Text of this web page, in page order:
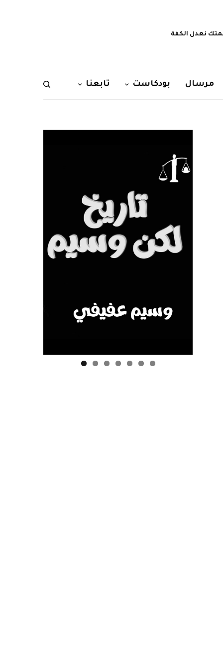
نعدل الكفة
مرسال بودكاست تابعنا